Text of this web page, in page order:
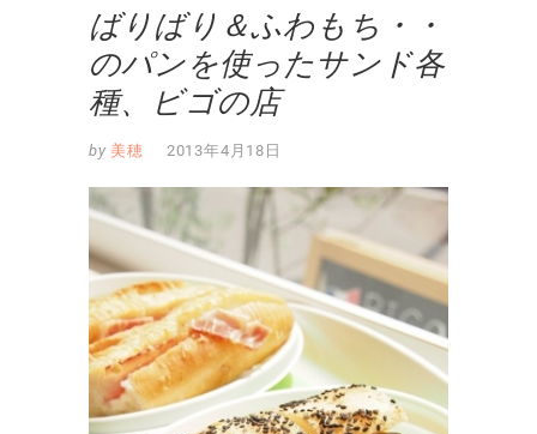
ばりばり＆ふわもち・・
のパンを使ったサンド各
種、ビゴの店
by 美穂 2013年4月18日